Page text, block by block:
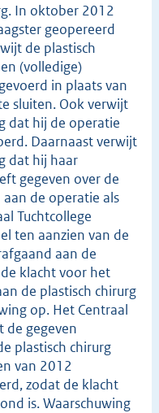
In oktober 2012
geopereerd
de plastisch
(volledige)
in plaats van
sluiten. Ook verwijt
dat hij de operatie
Daarnaast verwijt
dat hij haar
gegeven over de
de operatie als
Tuchtcollege
ten aanzien van de
aan de
klacht voor het
de plastisch chirurg
op. Het Centraal
de gegeven
plastisch chirurg
van 2012
zodat de klacht
is. Waarschuwing